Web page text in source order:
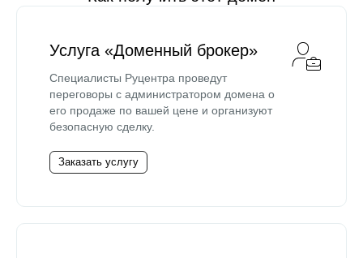
Услуга «Доменный брокер»
Специалисты Руцентра проведут
переговоры с администратором домена о
его продаже по вашей цене и организуют
безопасную сделку.
Заказать услугу